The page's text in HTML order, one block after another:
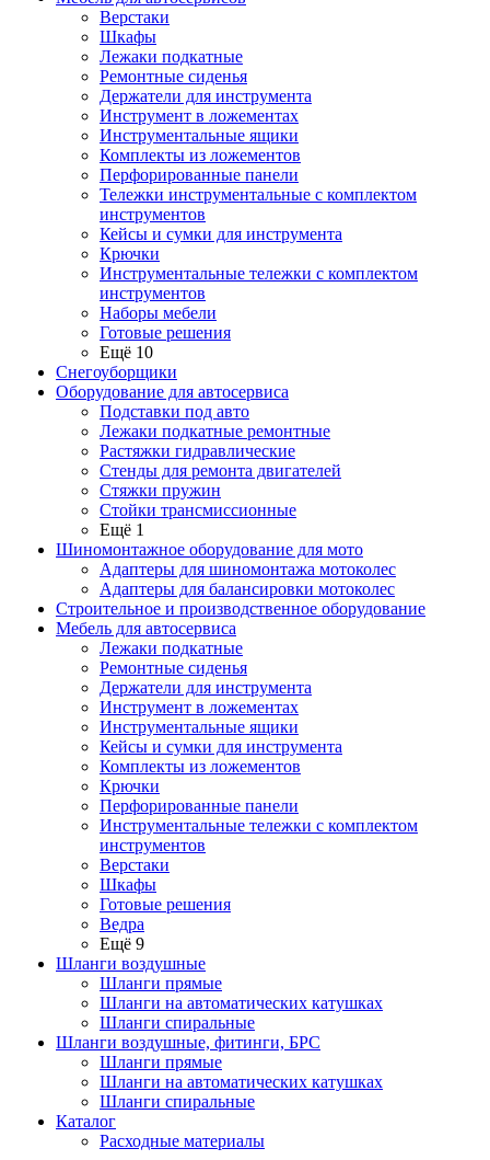
Верстаки
Шкафы
Лежаки подкатные
Ремонтные сиденья
Держатели для инструмента
Инструмент в ложементах
Инструментальные ящики
Комплекты из ложементов
Перфорированные панели
Тележки инструментальные с комплектом
инструментов
Кейсы и сумки для инструмента
Крючки
Инструментальные тележки с комплектом
инструментов
Наборы мебели
Готовые решения
Ещё 10
Снегоуборщики
Оборудование для автосервиса
Подставки под авто
Лежаки подкатные ремонтные
Растяжки гидравлические
Стенды для ремонта двигателей
Стяжки пружин
Стойки трансмиссионные
Ещё 1
Шиномонтажное оборудование для мото
Адаптеры для шиномонтажа мотоколес
Адаптеры для балансировки мотоколес
Строительное и производственное оборудование
Мебель для автосервиса
Лежаки подкатные
Ремонтные сиденья
Держатели для инструмента
Инструмент в ложементах
Инструментальные ящики
Кейсы и сумки для инструмента
Комплекты из ложементов
Крючки
Перфорированные панели
Инструментальные тележки с комплектом
инструментов
Верстаки
Шкафы
Готовые решения
Ведра
Ещё 9
Шланги воздушные
Шланги прямые
Шланги на автоматических катушках
Шланги спиральные
Шланги воздушные, фитинги, БРС
Шланги прямые
Шланги на автоматических катушках
Шланги спиральные
Каталог
Расходные материалы